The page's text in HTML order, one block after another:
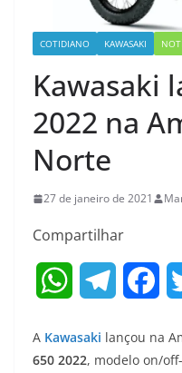
COTIDIANO KAWASAKI
Kawasaki
2022 na
Norte
27 de janeiro de 2021
Compartilhar
W
a
l
c
A Kawasaki lançou na
650 2022, modelo on/